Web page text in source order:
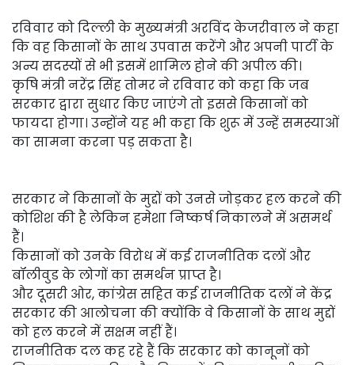
रविवार को दिल्ली के मुख्यमंत्री अरविंद केजरीवाल ने कहा
कि वह किसानों के साथ उपवास करेंगे और अपनी पार्टी के
अन्य सदस्यों से भी इसमें शामिल होने की अपील की।
कृषि मंत्री नरेंद्र सिंह तोमर ने रविवार को कहा कि जब
सरकार द्वारा सुधार किए जाएंगे तो इससे किसानों को
फायदा होगा। उन्होंने यह भी कहा कि शुरू में उन्हें समस्याओं
का सामना करना पड़ सकता है।
सरकार ने किसानों के मुद्दों को उनसे जोड़कर हल करने की
कोशिश की है लेकिन हमेशा निष्कर्ष निकालने में असमर्थ
हैं।
किसानों को उनके विरोध में कई राजनीतिक दलों और
बॉलीवुड के लोगों का समर्थन प्राप्त है।
और दूसरी ओर, कांग्रेस सहित कई राजनीतिक दलों ने केंद्र
सरकार की आलोचना की क्योंकि वे किसानों के साथ मुद्दों
को हल करने में सक्षम नहीं हैं।
राजनीतिक दल कह रहे हैं कि सरकार को कानूनों को